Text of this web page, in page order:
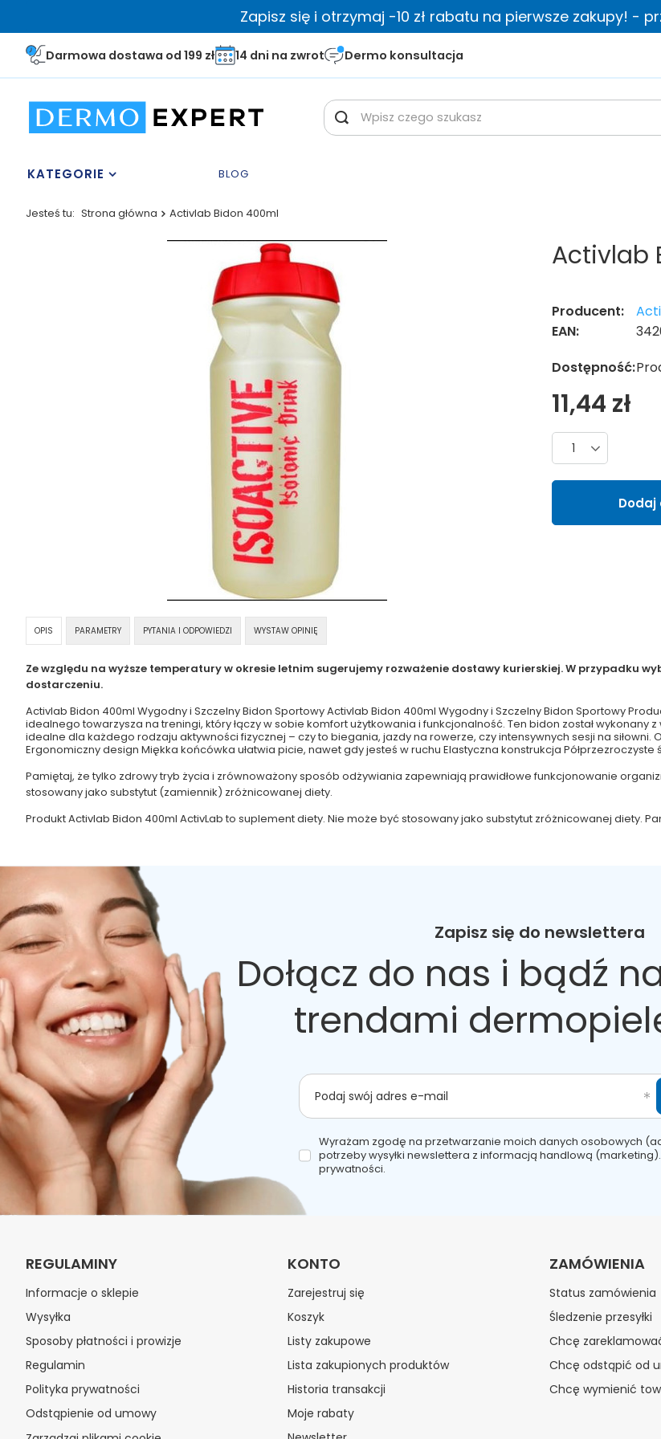
Zapisz się i otrzymaj -10 zł rabatu na pierwsze zakupy! -
Darmowa dostawa od 199 zł 14 dni na zwrot Dermo konsultacja
KATEGORIE BLOG
Jesteś tu: Strona główna Activlab Bidon 400ml
Activlab
Producent:
EAN:
Dostępność:
11,44 zł
Liczba produktów
Dodaj
OPIS PARAMETRY PYTANIA I ODPOWIEDZI WYSTAW OPINIĘ
Ze względu na wyższe temperatury w okresie letnim sugerujemy rozważenie dostawy kurierskiej. W przypadku
dostarczeniu.
Activlab Bidon 400ml Wygodny i Szczelny Bidon Sportowy Activlab Bidon 400ml Wygodny i Szczelny Bidon Sportowy
idealnego towarzysza na treningi, który łączy w sobie komfort użytkowania i funkcjonalność. Ten bidon został
idealne dla każdego rodzaju aktywności fizycznej – czy to biegania, jazdy na rowerze, czy intensywnych sesji na siłowni.
Ergonomiczny design Miękka końcówka ułatwia picie, nawet gdy jesteś w ruchu Elastyczna konstrukcja
Pamiętaj, że tylko zdrowy tryb życia i zrównoważony sposób odżywiania zapewniają prawidłowe funkcjonowanie
stosowany jako substytut (zamiennik) zróżnicowanej diety.
Produkt Activlab Bidon 400ml ActivLab to suplement diety. Nie może być stosowany jako substytut zróżnicowanej diety.
Zapisz się do newslettera
Dołącz do nas i bądź
trendami
Podaj swój adres e-mail
Wyrażam zgodę na przetwarzanie moich danych osobowych
potrzeby wysyłki newslettera z informacją handlową
prywatności.
REGULAMINY
Informacje o sklepie
Wysyłka
Sposoby płatności i prowizje
Regulamin
Polityka prywatności
Odstąpienie od umowy
KONTO
Zarejestruj się
Koszyk
Listy zakupowe
Lista zakupionych produktów
Historia transakcji
Moje rabaty
ZAMÓWIENIA
Status zamówienia
Śledzenie przesyłki
Chcę
Chcę odstąpić od
Chcę wymienić